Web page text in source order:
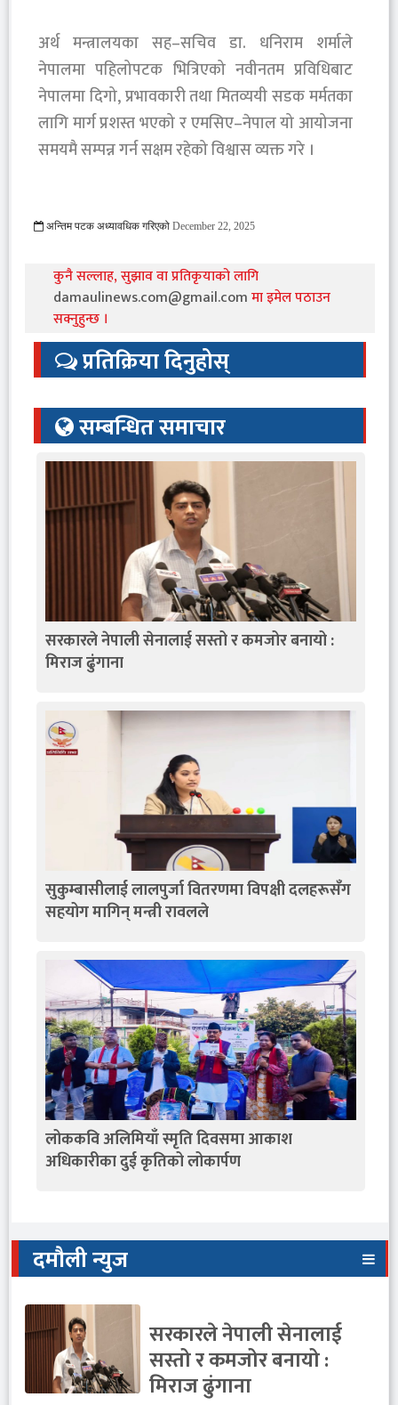
अर्थ मन्त्रालयका सह–सचिव डा. धनिराम शर्माले
नेपालमा पहिलोपटक भित्रिएको नवीनतम प्रविधिबाट
नेपालमा दिगो, प्रभावकारी तथा मितव्ययी सडक मर्मतका
लागि मार्ग प्रशस्त भएको र एमसिए–नेपाल यो आयोजना
समयमै सम्पन्न गर्न सक्षम रहेको विश्वास व्यक्त गरे ।
अन्तिम पटक अध्यावधिक गरिएको December 22, 2025
कुनै सल्लाह, सुझाव वा प्रतिकृयाको लागि
damaulinews.com@gmail.comमा इमेल पठाउन
सक्नुहुन्छ ।
प्रतिक्रिया दिनुहोस्
सम्बन्धित समाचार
सरकारले नेपाली सेनालाई सस्तो र कमजोर बनायो :
मिराज ढुंगाना
सुकुम्बासीलाई लालपुर्जा वितरणमा विपक्षी दलहरूसँग
सहयोग मागिन् मन्त्री रावलले
लोककवि अलिमियाँ स्मृति दिवसमा आकाश
अधिकारीका दुई कृतिको लोकार्पण
दमौली न्युज
सरकारले नेपाली सेनालाई
सस्तो र कमजोर बनायो :
मिराज ढुंगाना